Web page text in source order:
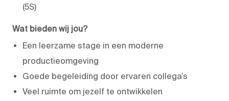
(5S)
Wat bieden wij jou?
Een leerzame stage in een moderne
productieomgeving
Goede begeleiding door ervaren collega’s
Veel ruimte om jezelf te ontwikkelen